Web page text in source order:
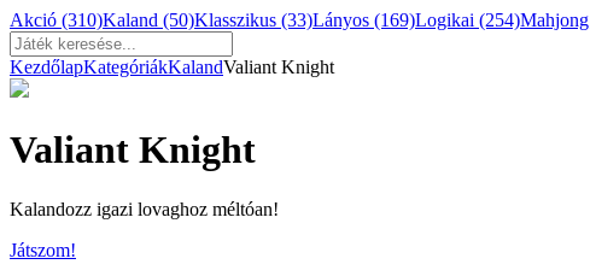
Akció (310)Kaland (50)Klasszikus (33)Lányos (169)Logikai (254)Mahjong
KezdőlapKategóriákKalandValiant Knight
Valiant Knight
Kalandozz igazi lovaghoz méltóan!
Játszom!